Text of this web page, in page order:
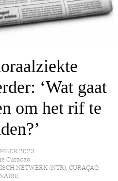
‘Wat gaat
om het rif te
2023
Curacao
NETWERK (NTR), CURAÇAO,